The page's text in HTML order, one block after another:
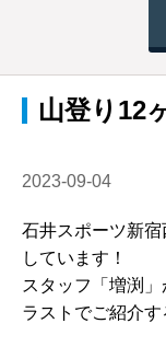
山登り12
2023-09-04
石井スポーツ新
しています！
スタッフ「増渕
ラストでご紹介